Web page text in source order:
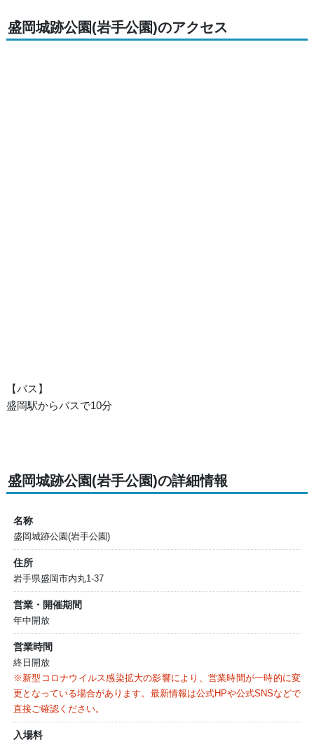
盛岡城跡公園(岩手公園)のアクセス
【バス】
盛岡駅からバスで10分
盛岡城跡公園(岩手公園)の詳細情報
名称
盛岡城跡公園(岩手公園)
住所
岩手県盛岡市内丸1-37
営業・開催期間
年中開放
営業時間
終日開放
※新型コロナウイルス感染拡大の影響により、営業時間が一時的に変
更となっている場合があります。最新情報は公式HPや公式SNSなどで
直接ご確認ください。
入場料